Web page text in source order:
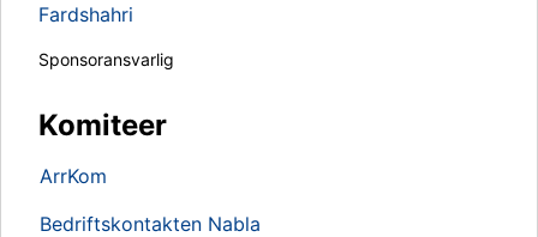
Fardshahri
Sponsoransvarlig
Komiteer
ArrKom
Bedriftskontakten Nabla